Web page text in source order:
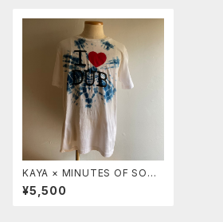
KAYA × MINUTES OF SOUN
D コラボTEE (L)
¥5,500